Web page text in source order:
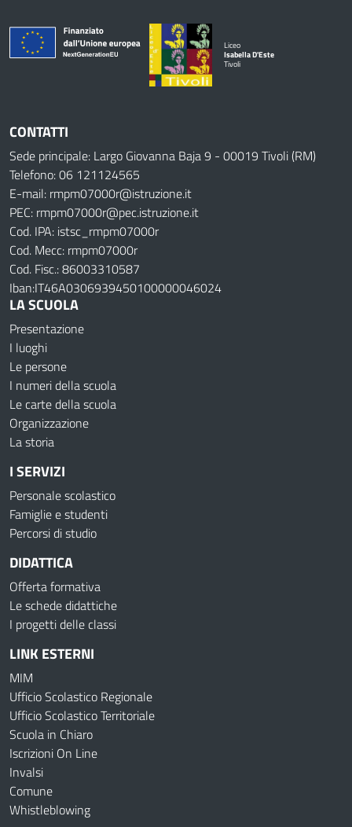
Liceo
Isabella D'Este
Tivoli
CONTATTI
Sede principale: Largo Giovanna Baja 9 - 00019 Tivoli (RM)
Telefono: 06 121124565
E-mail: rmpm07000r@istruzione.it
PEC: rmpm07000r@pec.istruzione.it
Cod. IPA: istsc_rmpm07000r
Cod. Mecc: rmpm07000r
Cod. Fisc.: 86003310587
Iban:IT46A0306939450100000046024
LA SCUOLA
Presentazione
I luoghi
Le persone
I numeri della scuola
Le carte della scuola
Organizzazione
La storia
I SERVIZI
Personale scolastico
Famiglie e studenti
Percorsi di studio
DIDATTICA
Offerta formativa
Le schede didattiche
I progetti delle classi
LINK ESTERNI
MIM
Ufficio Scolastico Regionale
Ufficio Scolastico Territoriale
Scuola in Chiaro
Iscrizioni On Line
Invalsi
Comune
Whistleblowing